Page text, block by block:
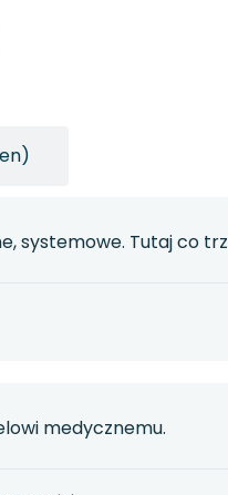
systemowe. Tutaj co
medycznemu.